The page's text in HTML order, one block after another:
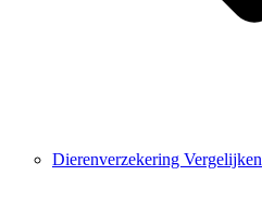
Dierenverzekering Vergelijken